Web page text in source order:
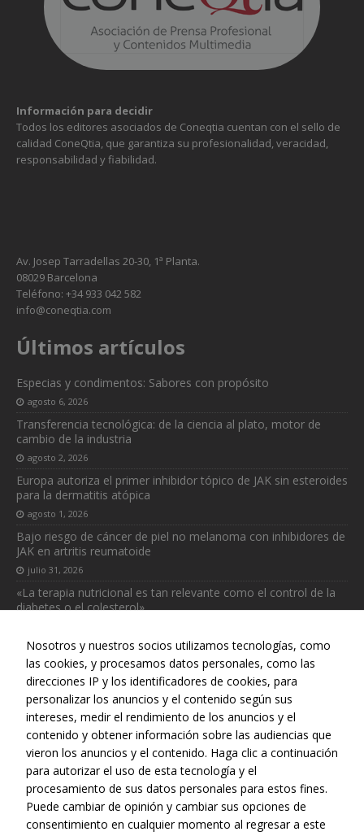
Información para decidir
Todos los editores asociados de Coneqtia cuentan con el sello de
calidad ConeQtia, que garantiza su profesionalidad, veracidad,
responsabilidad y fiabilidad.
Av. Josep Tarradellas 20-30, 1ª Planta.
08029 Barcelona
Teléfono: +34 933 042 582
info@coneqtia.com
Últimos artículos
Especias y condimentos: Sabores con propósito
agosto 6, 2026
Transferencia tecnológica: de la ciencia al plato, motor de
cambio de la industria
agosto 2, 2026
Europa autoriza el primer inhibidor tópico de JAK sin esteroides
para la dermatitis atópica
agosto 1, 2026
Bajo riesgo de cáncer de piel no melanoma con inhibidores de
JAK en artritis reumatoide
julio 31, 2026
«La terapia nutricional es tan relevante como el control de la
diabetes o el colesterol»
Web realizada con el patrocinio del Centro Español de Derechos
Reprográficos
Nosotros y nuestros socios utilizamos tecnologías, como
las cookies, y procesamos datos personales, como las
direcciones IP y los identificadores de cookies, para
personalizar los anuncios y el contenido según sus
intereses, medir el rendimiento de los anuncios y el
contenido y obtener información sobre las audiencias que
vieron los anuncios y el contenido. Haga clic a continuación
para autorizar el uso de esta tecnología y el
procesamiento de sus datos personales para estos fines.
Puede cambiar de opinión y cambiar sus opciones de
consentimiento en cualquier momento al regresar a este
Necesarias
son
opcionales.
para que
funcione la
web.
Estadísticas
Para que
podamos
mejorar la
funcionalidad
y estructura
de la web, en